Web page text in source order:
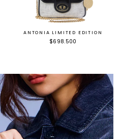
ANTONIA LIMITED EDITION
$698.500